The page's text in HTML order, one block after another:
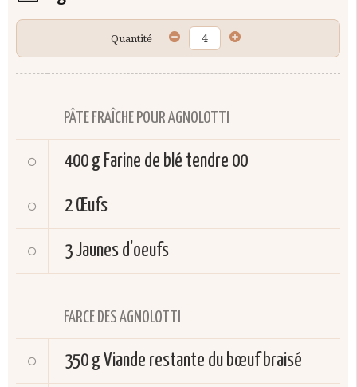
Quantité
PÂTE FRAÎCHE POUR AGNOLOTTI
400 g Farine de blé tendre 00
2 Œufs
3 Jaunes d'oeufs
FARCE DES AGNOLOTTI
350 g Viande restante du bœuf braisé